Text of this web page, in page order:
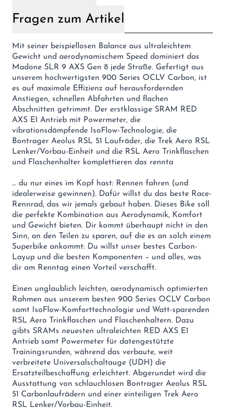
Fragen zum Artikel
Mit seiner beispiellosen Balance aus ultraleichtem
Gewicht und aerodynamischem Speed dominiert das
Madone SLR 9 AXS Gen 8 jede Straße. Gefertigt aus
unserem hochwertigsten 900 Series OCLV Carbon, ist
es auf maximale Effizienz auf herausfordernden
Anstiegen, schnellen Abfahrten und flachen
Abschnitten getrimmt. Der erstklassige SRAM RED
AXS E1 Antrieb mit Powermeter, die
vibrationsdämpfende IsoFlow-Technologie, die
Bontrager Aeolus RSL 51 Laufräder, die Trek Aero RSL
Lenker/Vorbau-Einheit und die RSL Aero Trinkflaschen
und Flaschenhalter komplettieren das rennta
… du nur eines im Kopf hast: Rennen fahren (und
idealerweise gewinnen). Dafür willst du das beste Race-
Rennrad, das wir jemals gebaut haben. Dieses Bike soll
die perfekte Kombination aus Aerodynamik, Komfort
und Gewicht bieten. Dir kommt überhaupt nicht in den
Sinn, an den Teilen zu sparen, auf die es an solch einem
Superbike ankommt: Du willst unser bestes Carbon-
Layup und die besten Komponenten – und alles, was
dir am Renntag einen Vorteil verschafft.
Einen unglaublich leichten, aerodynamisch optimierten
Rahmen aus unserem besten 900 Series OCLV Carbon
samt IsoFlow-Komforttechnologie und Watt-sparenden
RSL Aero Trinkflaschen und Flaschenhaltern. Dazu
gibts SRAMs neuesten ultraleichten RED AXS E1
Antrieb samt Powermeter für datengestützte
Trainingsrunden, während das verbaute, weit
verbreitete Universalschaltauge (UDH) die
Ersatzteilbeschaffung erleichtert. Abgerundet wird die
Ausstattung von schlauchlosen Bontrager Aeolus RSL
51 Carbonlaufrädern und einer einteiligen Trek Aero
RSL Lenker/Vorbau-Einheit.